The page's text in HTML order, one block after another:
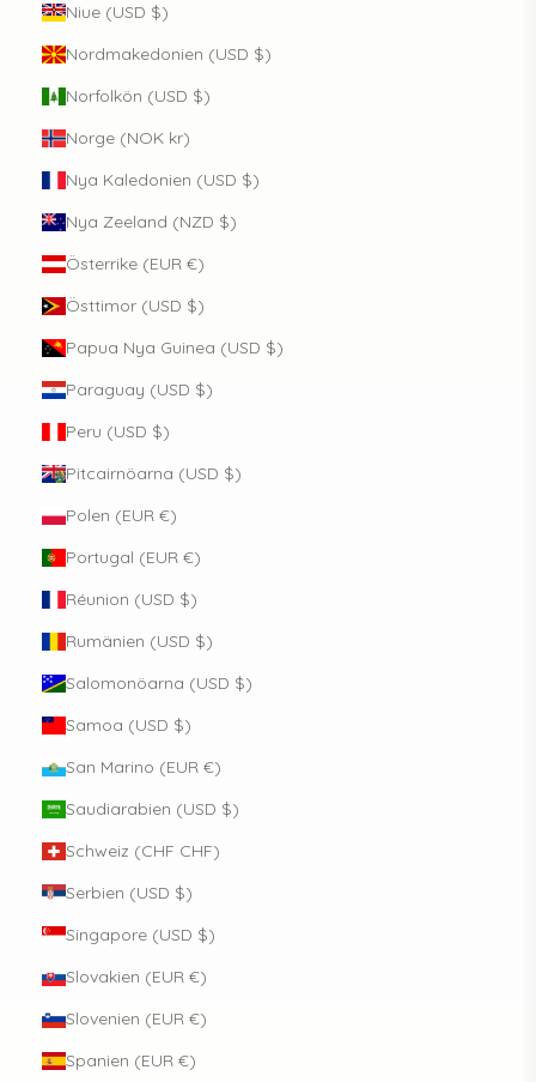
Niue (USD $)
Nordmakedonien (USD $)
Norfolkön (USD $)
Norge (NOK kr)
Nya Kaledonien (USD $)
Nya Zeeland (NZD $)
Österrike (EUR €)
Östtimor (USD $)
Papua Nya Guinea (USD $)
Paraguay (USD $)
Peru (USD $)
Pitcairnöarna (USD $)
Polen (EUR €)
Portugal (EUR €)
Réunion (USD $)
Rumänien (USD $)
Salomonöarna (USD $)
Samoa (USD $)
San Marino (EUR €)
Saudiarabien (USD $)
Schweiz (CHF CHF)
Serbien (USD $)
Singapore (USD $)
Slovakien (EUR €)
Slovenien (EUR €)
Spanien (EUR €)